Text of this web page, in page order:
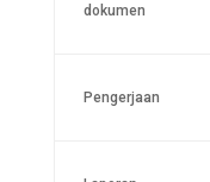
dokumen
Pengerjaan